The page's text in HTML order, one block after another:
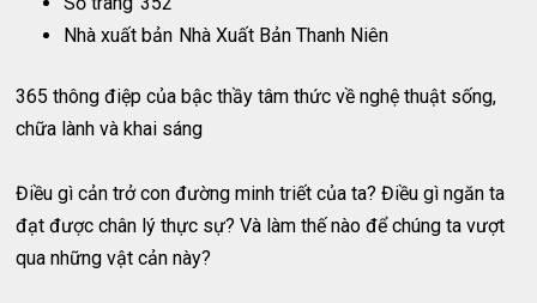
Nhà xuất bản Nhà Xuất Bản Thanh Niên
365 thông điệp của bậc thầy tâm thức về nghệ thuật sống,
chữa lành và khai sáng
Điều gì cản trở con đường minh triết của ta? Điều gì ngăn ta
đạt được chân lý thực sự? Và làm thế nào để chúng ta vượt
qua những vật cản này?